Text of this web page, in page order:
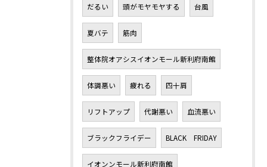
だるい 頭がモヤモヤする 台風
夏バテ 筋肉
整体院オアシスイオンモール新利府南館
体調悪い 疲れる 四十肩
リフトアップ 代謝悪い 血流悪い
ブラックフライデー BLACK FRIDAY
イオンンモール新利府南館